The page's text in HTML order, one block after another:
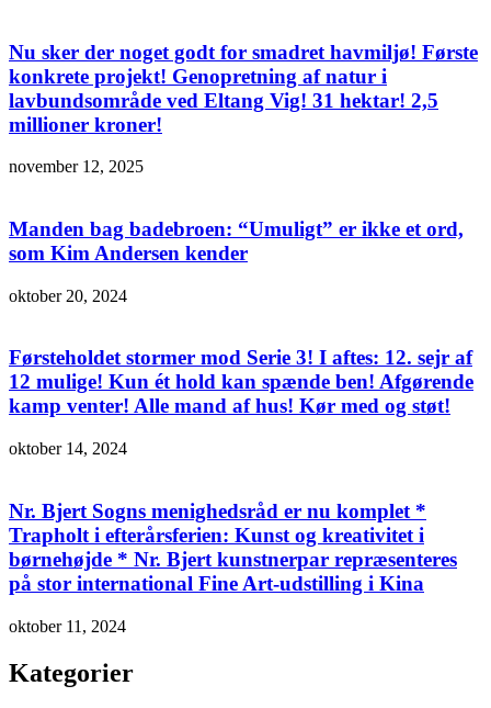
Nu sker der noget godt for smadret havmiljø! Første
konkrete projekt! Genopretning af natur i
lavbundsområde ved Eltang Vig! 31 hektar! 2,5
millioner kroner!
november 12, 2025
Manden bag badebroen: “Umuligt” er ikke et ord,
som Kim Andersen kender
oktober 20, 2024
Førsteholdet stormer mod Serie 3! I aftes: 12. sejr af
12 mulige! Kun ét hold kan spænde ben! Afgørende
kamp venter! Alle mand af hus! Kør med og støt!
oktober 14, 2024
Nr. Bjert Sogns menighedsråd er nu komplet *
Trapholt i efterårsferien: Kunst og kreativitet i
børnehøjde * Nr. Bjert kunstnerpar repræsenteres
på stor international Fine Art-udstilling i Kina
oktober 11, 2024
Kategorier